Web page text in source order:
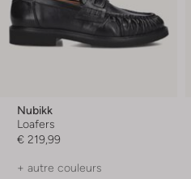
Nubikk
Loafers
€ 219,99
+ autre couleurs